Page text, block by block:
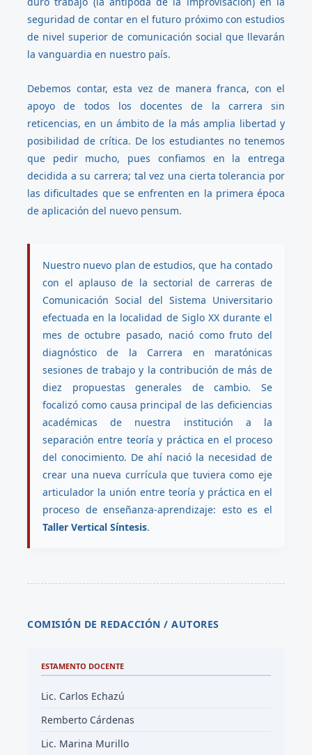
seguridad de contar en el futuro próximo con estudios
de nivel superior de comunicación social que llevarán
la vanguardia en nuestro país.
Debemos contar, esta vez de manera franca, con el
apoyo de todos los docentes de la carrera sin
reticencias, en un ámbito de la más amplia libertad y
posibilidad de crítica. De los estudiantes no tenemos
que pedir mucho, pues confiamos en la entrega
decidida a su carrera; tal vez una cierta tolerancia por
las dificultades que se enfrenten en la primera época
de aplicación del nuevo pensum.
Nuestro nuevo plan de estudios, que ha contado
con el aplauso de la sectorial de carreras de
Comunicación Social del Sistema Universitario
efectuada en la localidad de Siglo XX durante el
mes de octubre pasado, nació como fruto del
diagnóstico de la Carrera en maratónicas
sesiones de trabajo y la contribución de más de
diez propuestas generales de cambio. Se
focalizó como causa principal de las deficiencias
académicas de nuestra institución a la
separación entre teoría y práctica en el proceso
del conocimiento. De ahí nació la necesidad de
crear una nueva currícula que tuviera como eje
articulador la unión entre teoría y práctica en el
proceso de enseñanza-aprendizaje: esto es el
Taller Vertical Síntesis.
COMISIÓN DE REDACCIÓN / AUTORES
ESTAMENTO DOCENTE
Lic. Carlos Echazú
Remberto Cárdenas
Lic. Marina Murillo